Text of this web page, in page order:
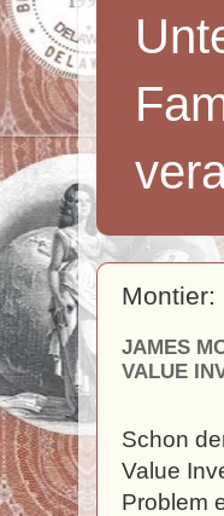
Montier:
JAMES
VALUE
Schon
Value
Problem